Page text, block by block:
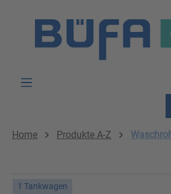
Home Produkte A-Z
1 Tankwagen